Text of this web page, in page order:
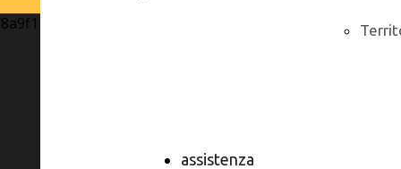
assistenza